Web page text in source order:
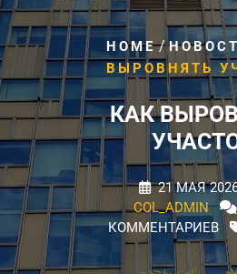
HOME/
ВЫРОВНЯТЬ
КАК
21 МАЯ
COL_ADMIN
КОММЕНТАРИЕВ